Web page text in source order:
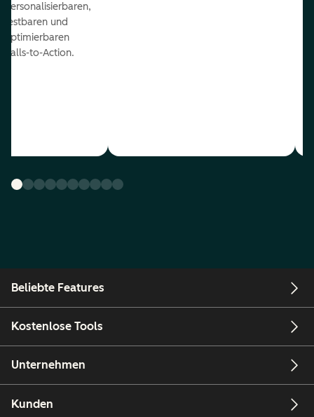
personalisierbaren,
testbaren und
optimierbaren
Calls-to-Action.
Beliebte Features
Kostenlose Tools
Unternehmen
Kunden